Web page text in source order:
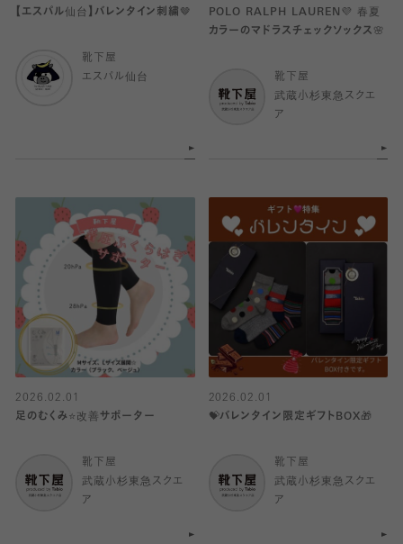
【エスパル仙台】バレンタイン刺繍🤎
靴下屋
エスパル仙台
POLO RALPH LAUREN💜 春夏
カラーのマドラスチェックソックス🌸
靴下屋
武蔵小杉東急スクエ
ア
2026.02.01
足のむくみ⭐️改善サポーター
靴下屋
武蔵小杉東急スクエ
ア
2026.02.01
💝バレンタイン限定ギフトBOX🎁
靴下屋
武蔵小杉東急スクエ
ア